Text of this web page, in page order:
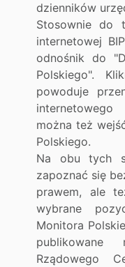
dzienników
Stosownie do
internetowej
odnośnik do
Polskiego".
powoduje
można też
Polskiego.
Na obu tych
zapoznać się
prawem, ale
wybrane
Monitora
publikowane
Rządowego